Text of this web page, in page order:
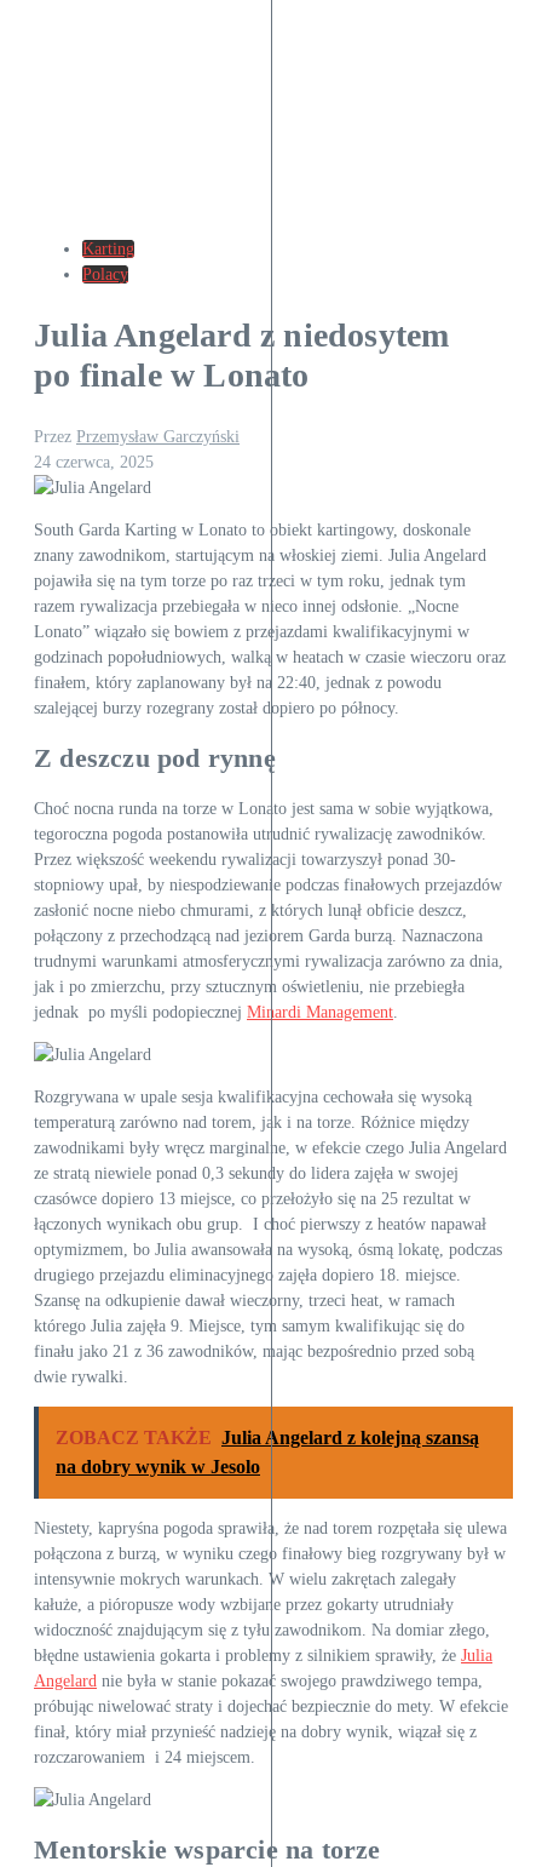
Karting
Polacy
Julia Angelard z niedosytem
po finale w Lonato
Przez Przemysław Garczyński
24 czerwca, 2025
South Garda Karting w Lonato to obiekt kartingowy, doskonale
znany zawodnikom, startującym na włoskiej ziemi. Julia Angelard
pojawiła się na tym torze po raz trzeci w tym roku, jednak tym
razem rywalizacja przebiegała w nieco innej odsłonie. „Nocne
Lonato” wiązało się bowiem z przejazdami kwalifikacyjnymi w
godzinach popołudniowych, walką w heatach w czasie wieczoru oraz
finałem, który zaplanowany był na 22:40, jednak z powodu
szalejącej burzy rozegrany został dopiero po północy.
Z deszczu pod rynnę
Choć nocna runda na torze w Lonato jest sama w sobie wyjątkowa,
tegoroczna pogoda postanowiła utrudnić rywalizację zawodników.
Przez większość weekendu rywalizacji towarzyszył ponad 30-
stopniowy upał, by niespodziewanie podczas finałowych przejazdów
zasłonić nocne niebo chmurami, z których lunął obficie deszcz,
połączony z przechodzącą nad jeziorem Garda burzą. Naznaczona
trudnymi warunkami atmosferycznymi rywalizacja zarówno za dnia,
jak i po zmierzchu, przy sztucznym oświetleniu, nie przebiegła
jednak po myśli podopiecznej Minardi Management.
Rozgrywana w upale sesja kwalifikacyjna cechowała się wysoką
temperaturą zarówno nad torem, jak i na torze. Różnice między
zawodnikami były wręcz marginalne, w efekcie czego Julia Angelard
ze stratą niewiele ponad 0,3 sekundy do lidera zajęła w swojej
czasówce dopiero 13 miejsce, co przełożyło się na 25 rezultat w
łączonych wynikach obu grup. I choć pierwszy z heatów napawał
optymizmem, bo Julia awansowała na wysoką, ósmą lokatę, podczas
drugiego przejazdu eliminacyjnego zajęła dopiero 18. miejsce.
Szansę na odkupienie dawał wieczorny, trzeci heat, w ramach
którego Julia zajęła 9. Miejsce, tym samym kwalifikując się do
finału jako 21 z 36 zawodników, mając bezpośrednio przed sobą
dwie rywalki.
ZOBACZ TAKŻE Julia Angelard z kolejną szansą
na dobry wynik w Jesolo
Niestety, kapryśna pogoda sprawiła, że nad torem rozpętała się ulewa
połączona z burzą, w wyniku czego finałowy bieg rozgrywany był w
intensywnie mokrych warunkach. W wielu zakrętach zalegały
kałuże, a pióropusze wody wzbijane przez gokarty utrudniały
widoczność znajdującym się z tyłu zawodnikom. Na domiar złego,
błędne ustawienia gokarta i problemy z silnikiem sprawiły, że Julia
Angelard nie była w stanie pokazać swojego prawdziwego tempa,
próbując niwelować straty i dojechać bezpiecznie do mety. W efekcie
finał, który miał przynieść nadzieję na dobry wynik, wiązał się z
rozczarowaniem i 24 miejscem.
Mentorskie wsparcie na torze